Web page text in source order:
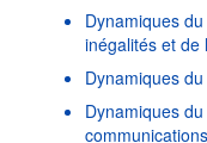
Dynamiques
inégalités et de
Dynamiques
Dynamiques
communications